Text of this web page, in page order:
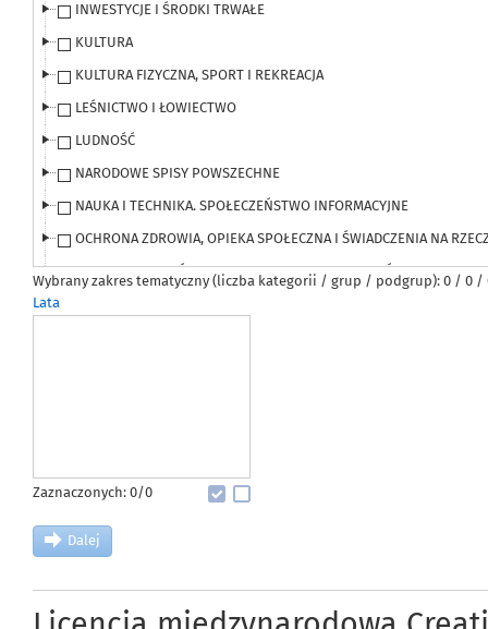
INWESTYCJE I ŚRODKI TRWAŁE
KULTURA
KULTURA FIZYCZNA, SPORT I REKREACJA
LEŚNICTWO I ŁOWIECTWO
LUDNOŚĆ
NARODOWE SPISY POWSZECHNE
NAUKA I TECHNIKA. SPOŁECZEŃSTWO INFORMACYJNE
OCHRONA ZDROWIA, OPIEKA SPOŁECZNA I ŚWIADCZENIA NA
ORGANIZACJA PAŃSTWA I WYMIAR SPRAWIEDLIWOŚCI
RYNEK PRACY
SAMORZĄD TERYTORIALNY
Wybrany zakres tematyczny (liczba kategorii / grup / podgrup): 0 / 0 /
Lata
Zaznaczonych: 0/0
Dalej